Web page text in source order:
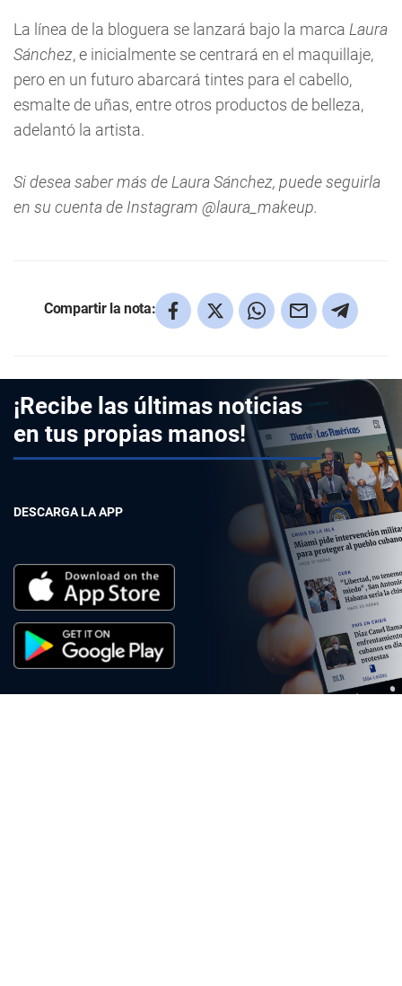
La línea de la bloguera se lanzará bajo la marca Laura
Sánchez, e inicialmente se centrará en el maquillaje,
pero en un futuro abarcará tintes para el cabello,
esmalte de uñas, entre otros productos de belleza,
adelantó la artista.
Si desea saber más de Laura Sánchez, puede seguirla
en su cuenta de Instagram @laura_makeup.
Compartir la nota:
¡Recibe las últimas noticias
en tus propias manos!
DESCARGA LA APP